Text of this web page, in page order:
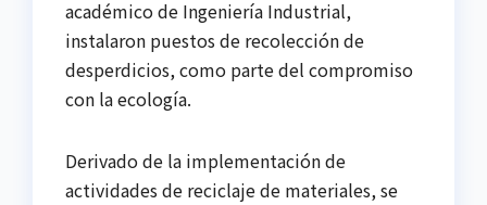
académico de Ingeniería Industrial,
instalaron puestos de recolección de
desperdicios, como parte del compromiso
con la ecología.
Derivado de la implementación de
actividades de reciclaje de materiales, se